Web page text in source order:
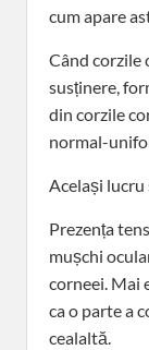
cum apare
Când corzile
susținere,
din corzile
normal-
Același
Prezența
mușchi
corneei. Mai
ca o parte a
cealaltă.